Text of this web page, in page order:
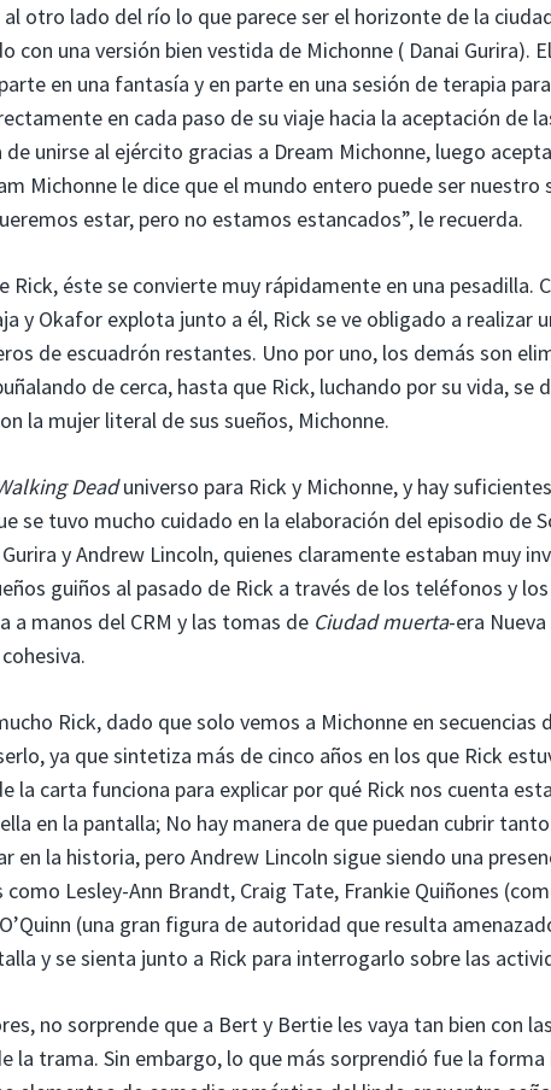
otro lado del río lo que parece ser el horizonte de la
con una versión bien vestida de Michonne ( Danai Gurira).
en una fantasía y en parte en una sesión de terapia
en cada paso de su viaje hacia la aceptación de
unirse al ejército gracias a Dream Michonne, luego
Michonne le dice que el mundo entero puede ser nuestro
estar, pero no estamos estancados”, le recuerda.
Rick, éste se convierte muy rápidamente en una pesadilla.
y Okafor explota junto a él, Rick se ve obligado a realizar
de escuadrón restantes. Uno por uno, los demás son
de cerca, hasta que Rick, luchando por su vida, se
la mujer literal de sus sueños, Michonne.
Deaduniverso para Rick y Michonne, y hay
se tuvo mucho cuidado en la elaboración del episodio de
y Andrew Lincoln, quienes claramente estaban muy
guiños al pasado de Rick a través de los teléfonos y
a manos del CRM y las tomas de Ciudad muerta-era
Rick, dado que solo vemos a Michonne en secuencias
ya que sintetiza más de cinco años en los que Rick
la carta funciona para explicar por qué Rick nos cuenta
en la pantalla; No hay manera de que puedan cubrir
en la historia, pero Andrew Lincoln sigue siendo una
Lesley-Ann Brandt, Craig Tate, Frankie Quiñones
(una gran figura de autoridad que resulta
y se sienta junto a Rick para interrogarlo sobre las
no sorprende que a Bert y Bertie les vaya tan bien con
la trama. Sin embargo, lo que más sorprendió fue la forma